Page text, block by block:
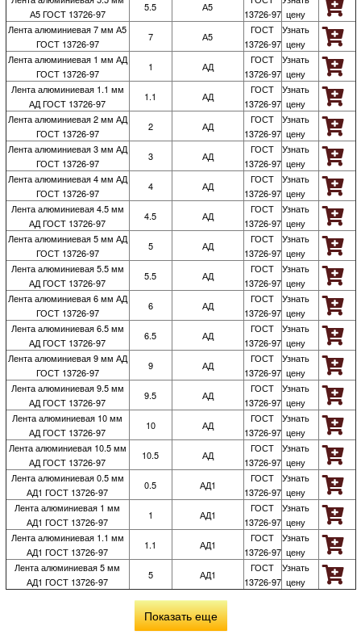
А5 ГОСТ 13726-97
5.5 А5
13726-97 цену
Лента алюминиевая 7 мм А5
ГОСТ 13726-97
7 А5
ГОСТ
13726-97
Узнать
цену
Лента алюминиевая 1 мм АД
ГОСТ 13726-97
1 АД
ГОСТ
13726-97
Узнать
цену
Лента алюминиевая 1.1 мм
АД ГОСТ 13726-97
1.1 АД
ГОСТ
13726-97
Узнать
цену
Лента алюминиевая 2 мм АД
ГОСТ 13726-97
2 АД
ГОСТ
13726-97
Узнать
цену
Лента алюминиевая 3 мм АД
ГОСТ 13726-97
3 АД
ГОСТ
13726-97
Узнать
цену
Лента алюминиевая 4 мм АД
ГОСТ 13726-97
4 АД
ГОСТ
13726-97
Узнать
цену
Лента алюминиевая 4.5 мм
АД ГОСТ 13726-97
4.5 АД
ГОСТ
13726-97
Узнать
цену
Лента алюминиевая 5 мм АД
ГОСТ 13726-97
5 АД
ГОСТ
13726-97
Узнать
цену
Лента алюминиевая 5.5 мм
АД ГОСТ 13726-97
5.5 АД
ГОСТ
13726-97
Узнать
цену
Лента алюминиевая 6 мм АД
ГОСТ 13726-97
6 АД
ГОСТ
13726-97
Узнать
цену
Лента алюминиевая 6.5 мм
АД ГОСТ 13726-97
6.5 АД
ГОСТ
13726-97
Узнать
цену
Лента алюминиевая 9 мм АД
ГОСТ 13726-97
9 АД
ГОСТ
13726-97
Узнать
цену
Лента алюминиевая 9.5 мм
АД ГОСТ 13726-97
9.5 АД
ГОСТ
13726-97
Узнать
цену
Лента алюминиевая 10 мм
АД ГОСТ 13726-97
10 АД
ГОСТ
13726-97
Узнать
цену
Лента алюминиевая 10.5 мм
АД ГОСТ 13726-97
10.5 АД
ГОСТ
13726-97
Узнать
цену
Лента алюминиевая 0.5 мм
АД1 ГОСТ 13726-97
0.5 АД1
ГОСТ
13726-97
Узнать
цену
Лента алюминиевая 1 мм
АД1 ГОСТ 13726-97
1 АД1
ГОСТ
13726-97
Узнать
цену
Лента алюминиевая 1.1 мм
АД1 ГОСТ 13726-97
1.1 АД1
ГОСТ
13726-97
Узнать
цену
Лента алюминиевая 5 мм
АД1 ГОСТ 13726-97
5 АД1
ГОСТ
13726-97
Узнать
цену
Показать еще